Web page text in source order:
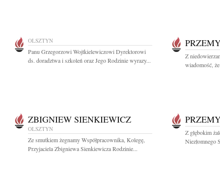
OLSZTYN
Panu Grzegorzowi Wojtkielewiczowi Dyrektorowi
ds. doradztwa i szkoleń oraz Jego Rodzinie wyrazy...
Z
wiadomość,
ZBIGNIEW SIENKIEWICZ
OLSZTYN
Ze smutkiem żegnamy Współpracownika, Kolegę,
Przyjaciela Zbigniewa Sienkiewicza Rodzinie...
Z głębokim
Niezłomnego